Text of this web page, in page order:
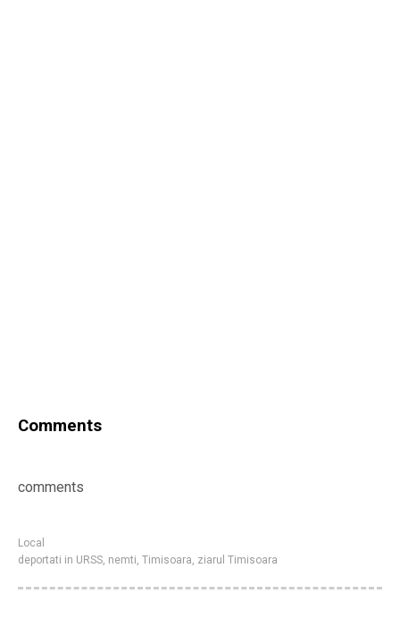
Comments
comments
Local
deportati in URSS, nemti, Timisoara, ziarul Timisoara